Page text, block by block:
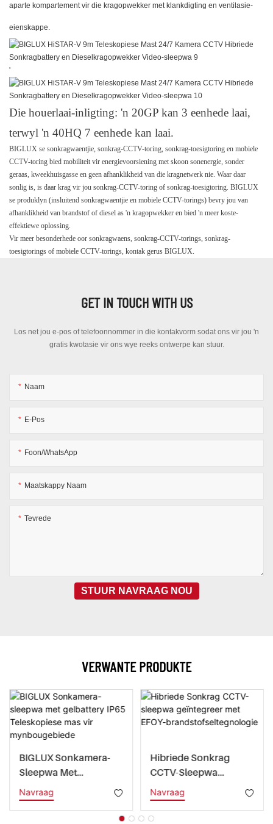
aparte kompartement vir die kragopwekker met klankdigting en ventilasie-
eienskappe.
'
Die houerlaai-inligting: 'n 20GP kan 3 eenhede laai,
terwyl 'n 40HQ 7 eenhede kan laai.
BIGLUX se sonkragwaentjie, sonkrag-CCTV-toring, sonkrag-toesigtoring en mobiele
CCTV-toring bied mobiliteit vir energievoorsiening met skoon sonenergie, sonder
geraas, kweekhuisgasse en geen afhanklikheid van die kragnetwerk nie. Waar daar
sonlig is, is daar krag vir jou sonkrag-CCTV-toring of sonkrag-toesigtoring. BIGLUX
se produklyn (insluitend sonkragwaentjie en mobiele CCTV-torings) bevry jou van
afhanklikheid van brandstof of diesel as 'n kragopwekker en bied 'n meer koste-
effektiewe oplossing.
Vir meer besonderhede oor sonkragwaens, sonkrag-CCTV-torings, sonkrag-
toesigtorings of mobiele CCTV-torings, kontak gerus BIGLUX.
GET IN TOUCH WITH US
Los net jou e-pos of telefoonnommer in die kontakvorm sodat ons vir jou 'n
gratis kwotasie vir ons wye reeks ontwerpe kan stuur.
Naam
E-Pos
Foon/WhatsApp
Maatskappy Naam
Tevrede
STUUR NAVRAAG NOU
VERWANTE PRODUKTE
BIGLUX Sonkamera-
Sleepwa Met
Gelbattery IP65
Teleskopiese Mas Vir
Navraag
Hibriede Sonkrag
CCTV-Sleepwa
Geïntegreer Met EFOY-
Brandstofseltegnologi
E
Navraag